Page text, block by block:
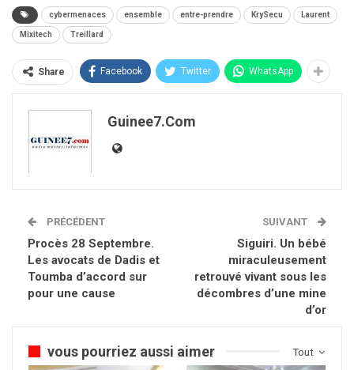
cybermenaces ensemble entre-prendre KrySecu Laurent
Mixitech Treillard
Share Facebook Twitter WhatsApp
Guinee7.com
PRÉCÉDENT
Procès 28 Septembre.
Les avocats de Dadis et
Toumba d’accord sur
pour une cause
SUIVANT
Siguiri. Un bébé
miraculeusement
retrouvé vivant sous les
décombres d’une mine
d’or
Tout
vous pourriez aussi aimer